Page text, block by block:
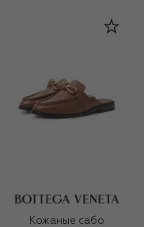
Кожаные сабо